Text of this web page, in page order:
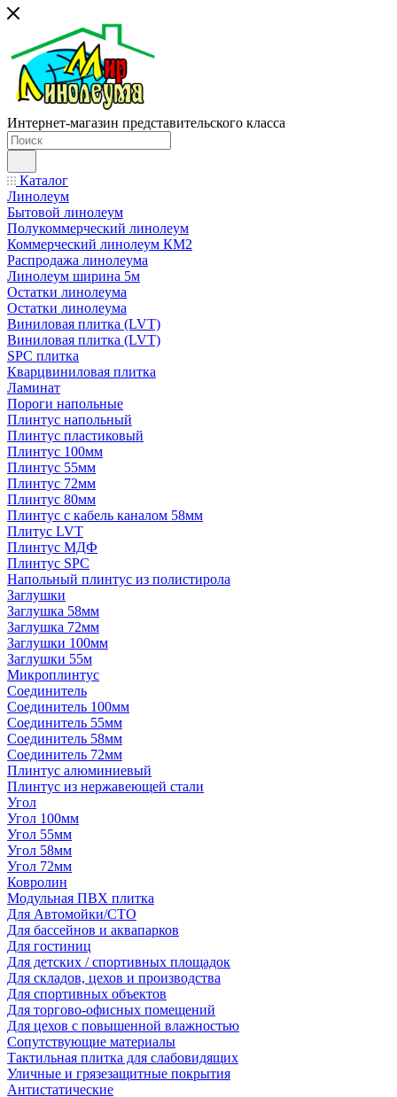
Интернет-магазин представительского класса
Каталог
Линолеум
Бытовой линолеум
Полукоммерческий линолеум
Коммерческий линолеум КМ2
Распродажа линолеума
Линолеум ширина 5м
Остатки линолеума
Остатки линолеума
Виниловая плитка (LVT)
Виниловая плитка (LVT)
SPC плитка
Кварцвиниловая плитка
Ламинат
Пороги напольные
Плинтус напольный
Плинтус пластиковый
Плинтус 100мм
Плинтус 55мм
Плинтус 72мм
Плинтус 80мм
Плинтус с кабель каналом 58мм
Плитус LVT
Плинтус МДФ
Плинтус SPC
Напольный плинтус из полистирола
Заглушки
Заглушка 58мм
Заглушка 72мм
Заглушки 100мм
Заглушки 55м
Микроплинтус
Соединитель
Соединитель 100мм
Соединитель 55мм
Соединитель 58мм
Соединитель 72мм
Плинтус алюминиевый
Плинтус из нержавеющей стали
Угол
Угол 100мм
Угол 55мм
Угол 58мм
Угол 72мм
Ковролин
Модульная ПВХ плитка
Для Автомойки/СТО
Для бассейнов и аквапарков
Для гостиниц
Для детских / спортивных площадок
Для складов, цехов и производства
Для спортивных объектов
Для торгово-офисных помещений
Для цехов с повышенной влажностью
Сопутствующие материалы
Тактильная плитка для слабовидящих
Уличные и грязезащитные покрытия
Антистатические